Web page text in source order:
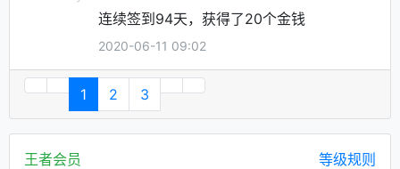
连续签到94天，获得了20个金钱
2020-06-11 09:02
1 2 3
王者会员 等级规则